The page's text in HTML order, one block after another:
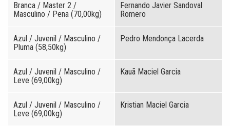
Branca / Master 2 /
Masculino / Pena (70,00kg)
Fernando Javier Sandoval
Romero
Azul / Juvenil / Masculino /
Pluma (58,50kg)
Pedro Mendonça Lacerda
Azul / Juvenil / Masculino /
Leve (69,00kg)
Kauã Maciel Garcia
Azul / Juvenil / Masculino /
Leve (69,00kg)
Kristian Maciel Garcia